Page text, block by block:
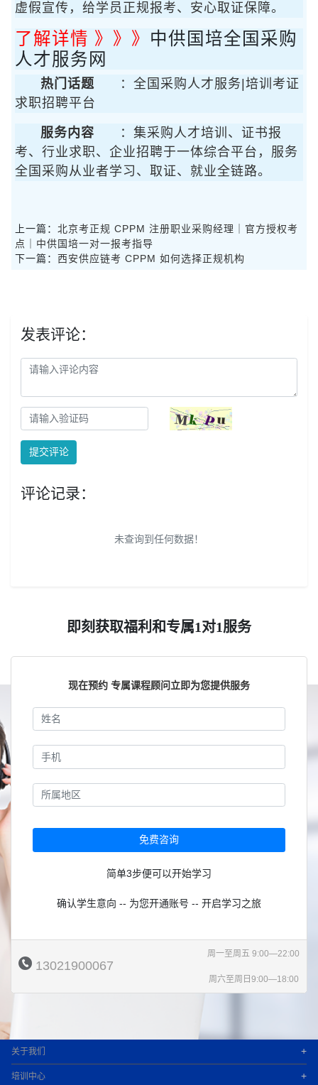
虚假宣传，给学员正规报考、安心取证保障。
了解详情 》》》 中供国培全国采购
人才服务网
热门话题
：全国采购人才服务|培训考证
求职招聘平台
服务内容
：集采购人才培训、证书报
考、行业求职、企业招聘于一体综合平台，服务
全国采购从业者学习、取证、就业全链路。
上一篇： 北京考正规 CPPM 注册职业采购经理｜官方授权考
点｜中供国培一对一报考指导
下一篇： 西安供应链考 CPPM 如何选择正规机构
发表评论：
提交评论
评论记录：
未查询到任何数据！
即刻获取福利和专属1对1服务
现在预约 专属课程顾问立即为您提供服务
免费咨询
简单3步便可以开始学习
确认学生意向 -- 为您开通账号 -- 开启学习之旅
13021900067
周一至周五 9:00—22:00
周六至周日9:00—18:00
关于我们 +
培训中心 +